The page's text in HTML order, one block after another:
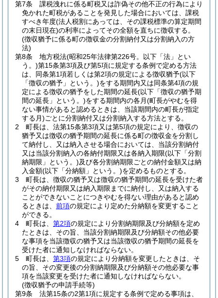
第7条
課税洩れに係る町税又は詐偽その他不正の行為により
免かれた町税があることを発見した場合においては、課税
すべき年度(法人税割にあっては、その課税標準の算定期間
の末日現在)の利率によってその全額を直ちに徴収する。
(徴収猶予に係る町の徴収金の分割納付又は分割納入の方
法)
第8条
地方税法(昭和25年法律第226号。以下「法」とい
う。)第15条第3項及び第5項に規定する条例で定める方法
は、同条第1項若しくは第2項の規定による徴収猶予(以下
「徴収の猶予」という。)をする期間内又は同条第4項の規
定による徴収の猶予をした期間の延長(以下「徴収の猶予期
間の延長」という。)をする期間内の各月(町長がやむを得
ない事情があると認めるときは、当該期間内の町長が指定
する月)ごとに分割納付又は分割納入する方法とする。
2
町長は、法第15条第3項又は第5項の規定により、徴収の
猶予又は徴収の猶予期間の延長に係る町の徴収金を分割し
て納付し、又は納入させる場合においては、当該分割納付
又は当該分割納入の各納付期限又は各納入期限(以下「分割
納期限」という。)及び各分割納期限ごとの納付金額又は納
入金額(以下「分納額」という。)を定めるものとする。
3
町長は、徴収の猶予又は徴収の猶予期間の延長を受けた者
がその納付期限又は納入期限までに納付し、又は納入する
ことができないことにつきやむを得ない理由があると認め
るときは、 前項の規定により定めた分納額を変更すること
ができる。
4
町長は、 第2項の規定により分割納期限及び分納額を定め
たときは、その旨、当該分割納期限及び分納額その他必要
な事項を当該徴収の猶予又は当該徴収の猶予期間の延長を
受けた者に通知しなければならない。
5
町長は、 第3項の規定により分納額を変更したときは、そ
の旨、その変更後の分割納期限及び分納額その他必要な事
項を当該変更を受けた者に通知しなければならない。
(徴収猶予の申請手続等)
第9条
法第15条の2第1項に規定する条例で定める事項は、